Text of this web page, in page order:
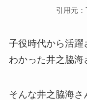
引用元：
子役時代から活躍
わかった井之脇海
そんな井之脇海さ